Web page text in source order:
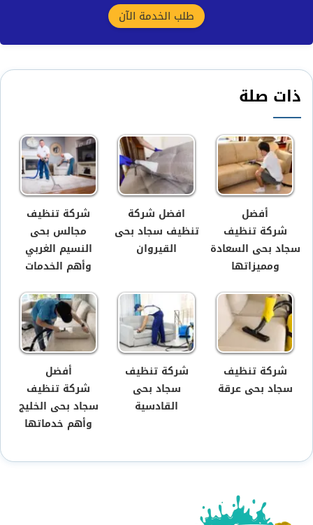
طلب الخدمة الآن
ذات صلة
أفضل
شركة تنظيف
سجاد بحى السعادة
ومميزاتها
افضل شركة
تنظيف سجاد بحى
القيروان
شركة تنظيف
مجالس بحى
النسيم الغربي
وأهم الخدمات
شركة تنظيف
سجاد بحى عرقة
شركة تنظيف
سجاد بحى
القادسية
أفضل
شركة تنظيف
سجاد بحى الخليج
وأهم خدماتها